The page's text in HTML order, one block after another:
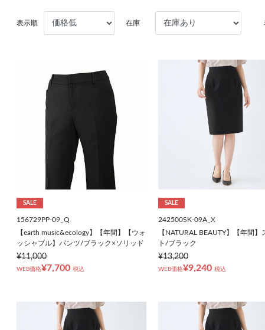
表示順 在庫
SALE
156729PP-09_Q
【earth music&ecology】【年間】【ウォ
ッシャブル】パンツ/ブラック×ソリッド
¥11,000
WEB価格¥7,700 税込
SALE
242500SK-09A_X
【NATURAL BEAUTY】【年間】
ト/ブラック
¥13,200
WEB価格¥9,240 税込